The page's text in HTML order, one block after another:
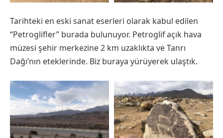
Tarihteki en eski sanat eserleri olarak kabul edilen
“Petroglifler” burada bulunuyor. Petroglif açık hava
müzesi şehir merkezine 2 km uzaklıkta ve Tanrı
Dağı’nın eteklerinde. Biz buraya yürüyerek ulaştık.